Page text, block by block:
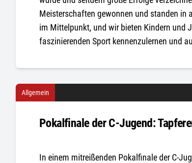
Meisterschaften gewonnen und standen in
im Mittelpunkt, und wir bieten Kindern und
faszinierenden Sport kennenzulernen und
Allgemein
Pokalfinale der C-Jugend:
In einem mitreißenden Pokalfinale der C-